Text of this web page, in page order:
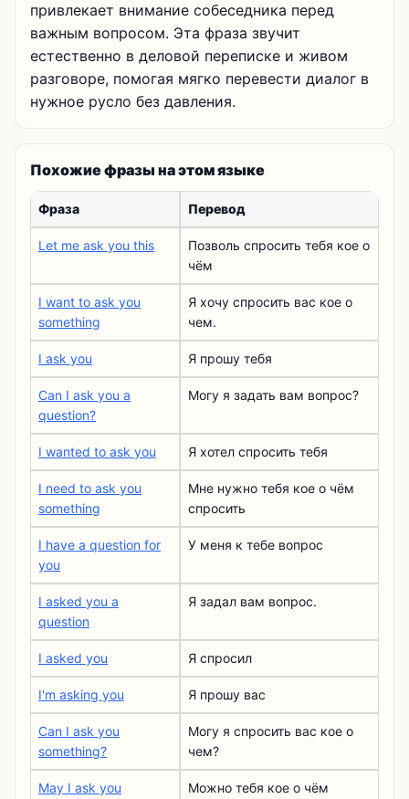
привлекает внимание собеседника перед
важным вопросом. Эта фраза звучит
естественно в деловой переписке и живом
разговоре, помогая мягко перевести диалог в
нужное русло без давления.
Похожие фразы на этом языке
Фраза Перевод
Let me ask you this
Позволь спросить тебя кое о
чём
I want to ask you
something
Я хочу спросить вас кое о
чем.
I ask you Я прошу тебя
Can I ask you a
question?
Могу я задать вам вопрос?
I wanted to ask you Я хотел спросить тебя
I need to ask you
something
Мне нужно тебя кое о чём
спросить
I have a question for
you
У меня к тебе вопрос
I asked you a
question
Я задал вам вопрос.
I asked you Я спросил
I'm asking you Я прошу вас
Can I ask you
something?
Могу я спросить вас кое о
чем?
May I ask you
Можно тебя кое о чём